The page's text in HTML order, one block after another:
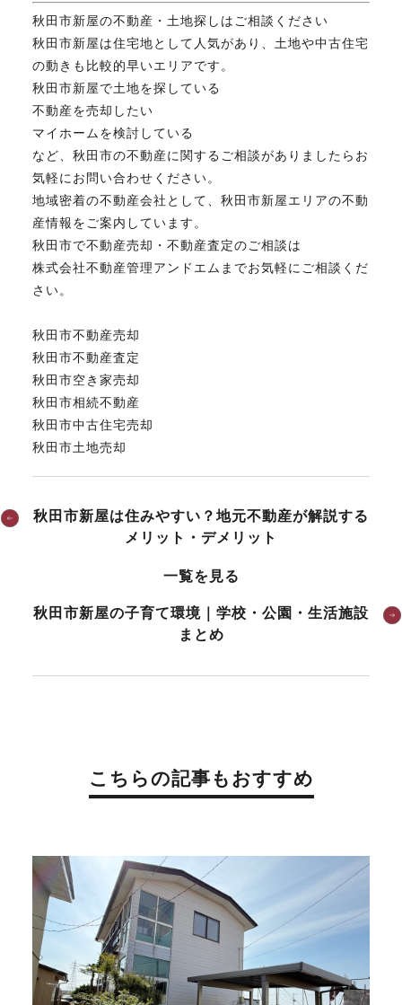
秋田市新屋の不動産・土地探しはご相談ください
秋田市新屋は住宅地として人気があり、土地や中古住宅
の動きも比較的早いエリアです。
秋田市新屋で土地を探している
不動産を売却したい
マイホームを検討している
など、秋田市の不動産に関するご相談がありましたらお
気軽にお問い合わせください。
地域密着の不動産会社として、秋田市新屋エリアの不動
産情報をご案内しています。
秋田市で不動産売却・不動産査定のご相談は
株式会社不動産管理アンドエムまでお気軽にご相談くだ
さい。
秋田市不動産売却
秋田市不動産査定
秋田市空き家売却
秋田市相続不動産
秋田市中古住宅売却
秋田市土地売却
秋田市新屋は住みやすい？地元不動産が解説する
メリット・デメリット
一覧を見る
秋田市新屋の子育て環境｜学校・公園・生活施設
まとめ
こちらの記事もおすすめ